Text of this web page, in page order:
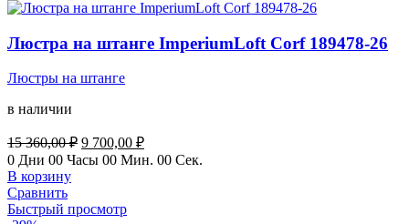
Люстра на штанге ImperiumLoft Corf 189478-26
Люстры на штанге
в наличии
15 360,00₽ Первоначальная
цена
360,00 ₽.
9 700,00 ₽Текущая
цена:
0 Дни 00 Часы 00 Мин. 00 Сек.
В корзину
Сравнить
Быстрый просмотр